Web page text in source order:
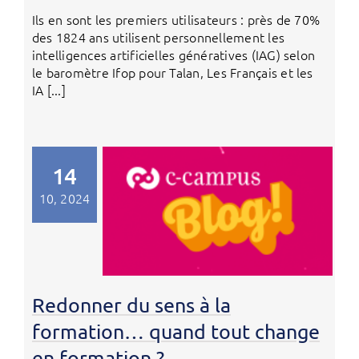
Ils en sont les premiers utilisateurs : près de 70%
des 1824 ans utilisent personnellement les
intelligences artificielles génératives (IAG) selon
le baromètre Ifop pour Talan, Les Français et les
IA [...]
14
10, 2024
Redonner du sens à la
formation… quand tout change